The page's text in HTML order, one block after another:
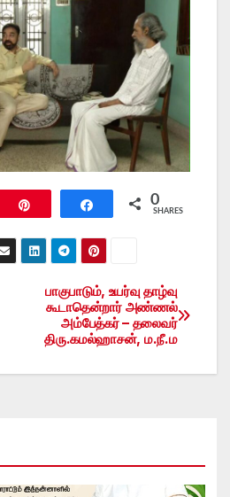
Share 0
SHARES
பாகுபாடும், உயர்வு தாழ்வு
கூடாதென்றார் அண்ணல்
அம்பேத்கர் – தலைவர்
திரு.கமல்ஹாசன், ம.நீ.ம